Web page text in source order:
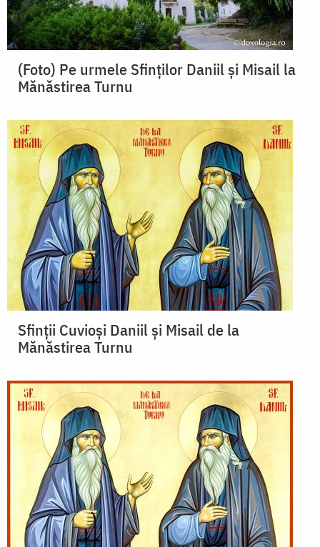
(Foto) Pe urmele Sfinților Daniil și Misail la
Mănăstirea Turnu
Sfinții Cuvioși Daniil și Misail de la
Mănăstirea Turnu